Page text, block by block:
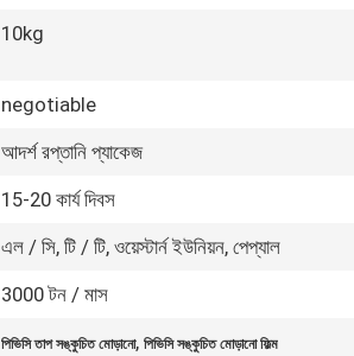
10kg
negotiable
আদর্শ রপ্তানি প্যাকেজ
15-20 কার্য দিবস
এল / সি, টি / টি, ওয়েস্টার্ন ইউনিয়ন, পেপ্যাল
3000 টন / মাস
পিভিসি তাপ সঙ্কুচিত মোড়ানো,পিভিসি সঙ্কুচিত মোড়ানো ফিল্ম